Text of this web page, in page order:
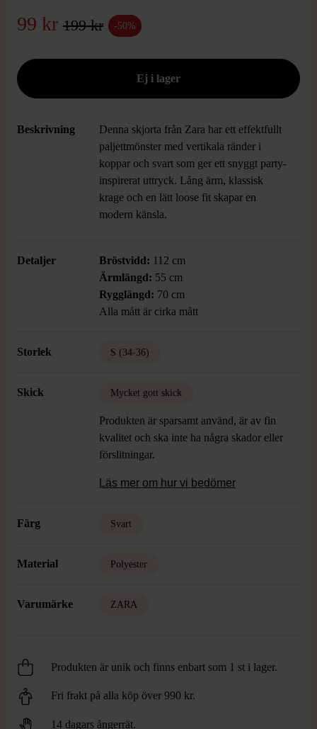
99 kr 199 kr -50%
Beskrivning
Denna skjorta från Zara har ett effektfullt
paljettmönster med vertikala ränder i
koppar och svart som ger ett snyggt party-
inspirerat uttryck. Lång ärm, klassisk
krage och en lätt loose fit skapar en
modern känsla.
Detaljer Bröstvidd: 112 cm
Ärmlängd: 55 cm
Rygglängd: 70 cm
Alla mått är cirka mått
Storlek S (34-36)
Skick Mycket gott skick
Produkten är sparsamt använd, är av fin
kvalitet och ska inte ha några skador eller
förslitningar.
Läs mer om hur vi bedömer
Färg Svart
Material Polyester
Varumärke ZARA
Produkten är unik och finns enbart som 1 st i lager.
Fri frakt på alla köp över 990 kr.
14 dagars ångerrät.